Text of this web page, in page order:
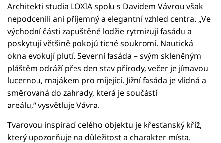
Architekti studia LOXIA spolu s Davidem Vávrou však
nepodcenili ani příjemný a elegantní vzhled centra. „Ve
východní části zapuštěné lodžie rytmizují fasádu a
poskytují většině pokojů tiché soukromí. Nautická
okna evokují plutí. Severní fasáda – svým skleněným
pláštěm odráží přes den stav přírody, večer je jímavou
lucernou, majákem pro míjející. Jižní fasáda je vlídná a
směrovaná do zahrady, která je součástí
areálu,“ vysvětluje Vávra.
Tvarovou inspirací celého objektu je křesťanský kříž,
který upozorňuje na důležitost a charakter místa.